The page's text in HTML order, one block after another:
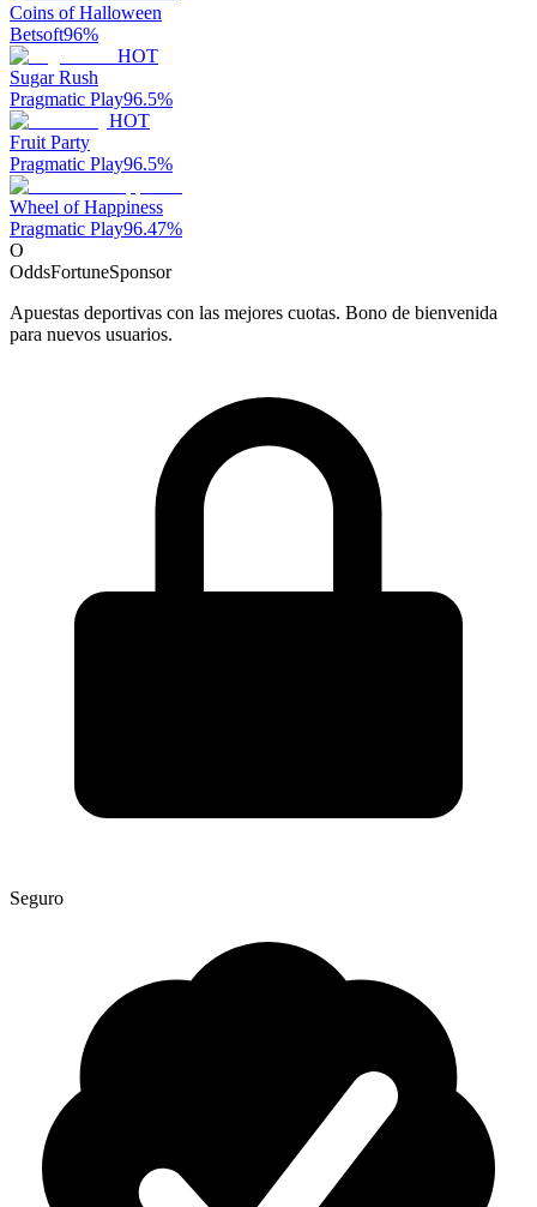
Coins of Halloween
Betsoft96%
HOT
Sugar Rush
Pragmatic Play96.5%
HOT
Fruit Party
Pragmatic Play96.5%
Wheel of Happiness
Pragmatic Play96.47%
O
OddsFortuneSponsor
Apuestas deportivas con las mejores cuotas. Bono de bienvenida
para nuevos usuarios.
Seguro